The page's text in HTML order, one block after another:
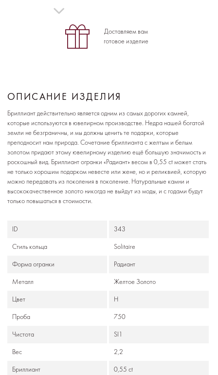
Доставляем вам
готовое изделие
ОПИСАНИЕ ИЗДЕЛИЯ
Бриллиант действительно является одним из самых дорогих камней,
которые используются в ювелирном производстве. Недра нашей богатой
земли не безграничны, и мы должны ценить те подарки, которые
преподносит нам природа. Сочетание бриллианта с желтым и белым
золотом придают этому ювелирному изделию ещё большую значимость и
роскошный вид. Бриллиант огранки «Радиант» весом в 0,55 ct может стать
не только хорошим подарком невесте или жене, но и реликвией, которую
можно передавать из поколения в поколение. Натуральные камни и
высококачественное золото никогда не выйдут из моды, и с годами будут
только повышаться в стоимости.
ID 343
Стиль кольца Solitaire
Формa огранки Радиант
Металл Желтое Золото
Цвет H
Проба 750
Чистота SI1
Вес 2,2
Бриллиант 0,55 ct